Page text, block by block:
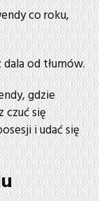
co roku,
od tłumów.
gdzie
czuć się
i udać się